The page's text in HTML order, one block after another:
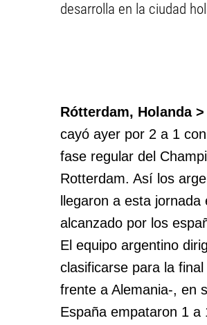
desarrolla en la ciudad
Rótterdam, Holanda >
cayó ayer por 2 a 1
fase regular del
Rotterdam. Así los
llegaron a esta
alcanzado por los
El equipo argentino
clasificarse para la
frente a Alemania-, en
España empataron 1